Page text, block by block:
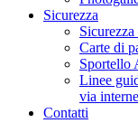
Sicurezza
Carte di
Sportello
Linee
via
Contatti